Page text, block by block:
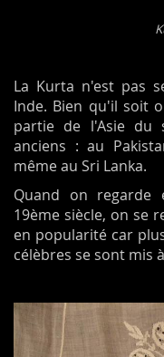
La Kurta n'est pas
Inde. Bien qu'il soit
partie de l'Asie du
anciens : au
même au Sri Lanka.
Quand on
19ème siècle, on se
en popularité car
célèbres se sont mis